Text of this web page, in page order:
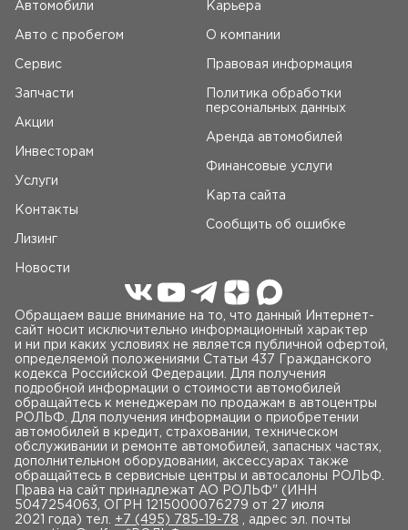
Автомобили
Авто c пробегом
Сервис
Запчасти
Акции
Инвесторам
Услуги
Контакты
Лизинг
Новости
Карьера
О компании
Правовая информация
Политика обработки
персональных данных
Аренда автомобилей
Финансовые услуги
Карта сайта
Сообщить об ошибке
Обращаем ваше внимание на то, что данный Интернет-
сайт носит исключительно информационный характер
и ни при каких условиях не является публичной офертой,
определяемой положениями Статьи 437 Гражданского
кодекса Российской Федерации. Для получения
подробной информации о стоимости автомобилей
обращайтесь к менеджерам по продажам в автоцентры
РОЛЬФ. Для получения информации о приобретении
автомобилей в кредит, страховании, техническом
обслуживании и ремонте автомобилей, запасных частях,
дополнительном оборудовании, аксессуарах также
обращайтесь в сервисные центры и автосалоны РОЛЬФ.
Права на сайт принадлежат AO РОЛЬФ" (ИНН
5047254063, ОГРН 1215000076279 от 27 июля
2021 года) тел. +7 (495) 785-19-78 , адрес эл. почты